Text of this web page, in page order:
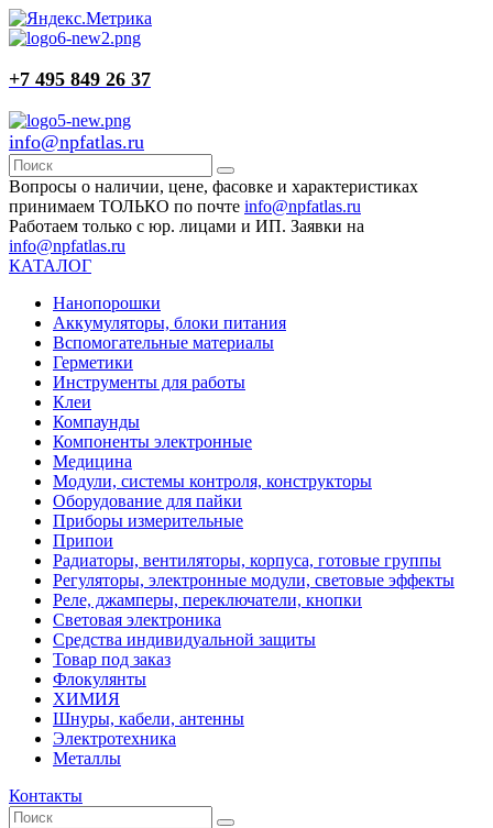
+7 495 849 26 37
info@npfatlas.ru
Вопросы о наличии, цене, фасовке и характеристиках
принимаем ТОЛЬКО по почте info@npfatlas.ru
Работаем только с юр. лицами и ИП. Заявки на
info@npfatlas.ru
КАТАЛОГ
Нанопорошки
Аккумуляторы, блоки питания
Вспомогательные материалы
Герметики
Инструменты для работы
Клеи
Компаунды
Компоненты электронные
Медицина
Модули, системы контроля, конструкторы
Оборудование для пайки
Приборы измерительные
Припои
Радиаторы, вентиляторы, корпуса, готовые группы
Регуляторы, электронные модули, световые эффекты
Реле, джамперы, переключатели, кнопки
Световая электроника
Средства индивидуальной защиты
Товар под заказ
Флокулянты
ХИМИЯ
Шнуры, кабели, антенны
Электротехника
Металлы
Контакты